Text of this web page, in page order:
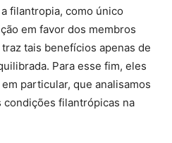
filantropia, como único
em favor dos membros
tais benefícios apenas de
Para esse fim, eles
particular, que analisamos
condições filantrópicas na